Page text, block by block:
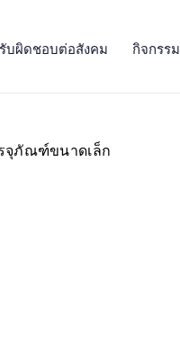
บผิดชอบต่อสังคม กิจกรรม
จุภัณฑ์ขนาดเล็ก